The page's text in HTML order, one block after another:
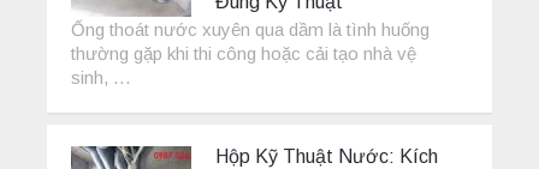
Ống thoát nước xuyên qua dầm là tình huống
thường gặp khi thi công hoặc cải tạo nhà vệ
sinh, …
Hộp Kỹ Thuật Nước: Kích